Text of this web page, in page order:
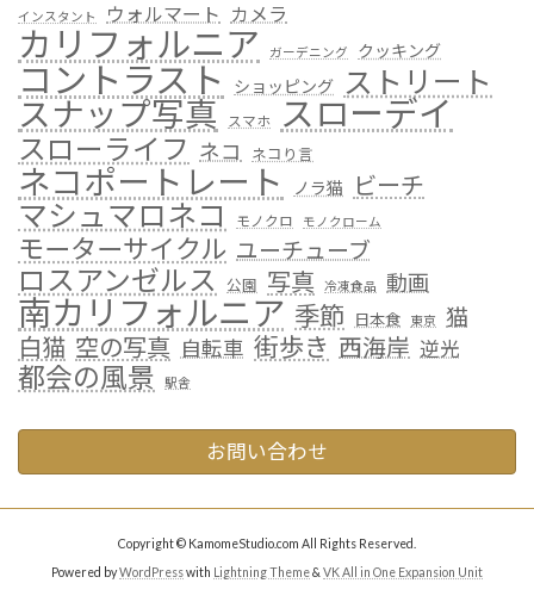
インスタント ウォルマート カメラ
カリフォルニア ガーデニング クッキング
コントラスト ショッピング ストリート
スナップ写真 スマホ スローデイ
スローライフ ネコ ネコり言
ネコポートレート ノラ猫 ビーチ
マシュマロネコ モノクロ モノクローム
モーターサイクル ユーチューブ
ロスアンゼルス 公園 写真 冷凍食品 動画
南カリフォルニア 季節 日本食 東京 猫
白猫 空の写真 自転車 街歩き 西海岸 逆光
都会の風景 駅舎
お問い合わせ
Copyright © KamomeStudio.com All Rights Reserved.
Powered byWordPresswith Lightning Theme& VK All in One Expansion Unit